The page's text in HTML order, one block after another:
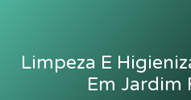
Limpeza E
Em Jardim